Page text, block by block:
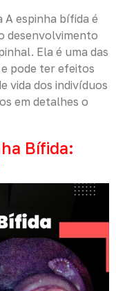
A espinha bífida é
desenvolvimento
Ela é uma das
pode ter efeitos
vida dos indivíduos
em detalhes o
Bífida: